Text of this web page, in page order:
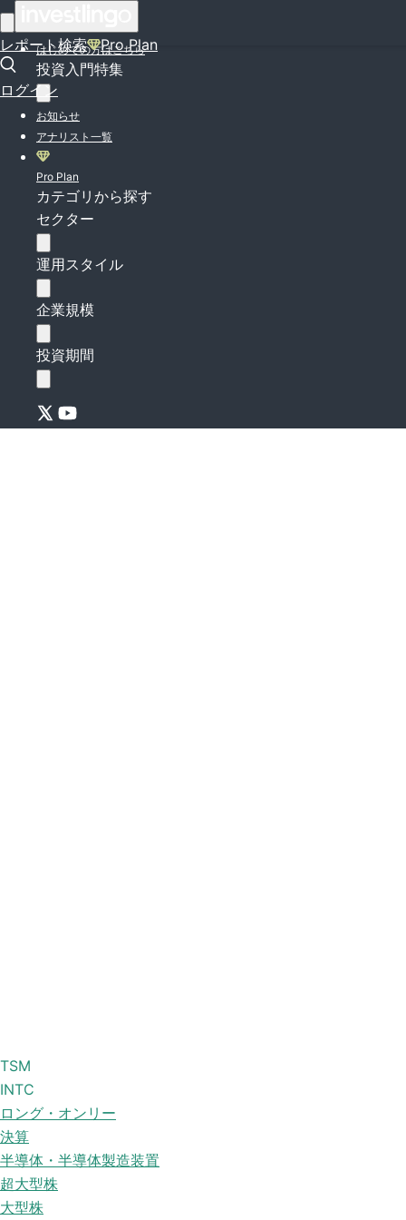
レポート検索 Pro Plan
ログイン
はじめての方はこちら
投資入門特集
お知らせ
アナリスト一覧
Pro Plan
カテゴリから探す
セクター
運用スタイル
企業規模
投資期間
TSM
INTC
ロング・オンリー
決算
半導体・半導体製造装置
超大型株
大型株